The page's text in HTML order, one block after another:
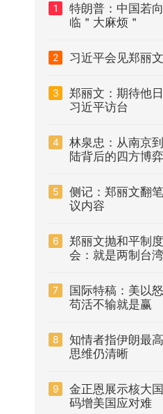
1
特朗普：中国若
临＂大麻烦＂
2 习近平会见郑丽
3
郑丽文：期待他
习近平访台
4
林泉忠：从南京
陆背后的四方博弈
5
侧记：郑丽文翻
议内容
6
郑丽文抛和平制
会：就是两制台
7
国际特稿：美以
苟活不输就是赢
8
知情者指伊朗最
思维仍清晰
9
金正恩展示核大
码增美国应对难